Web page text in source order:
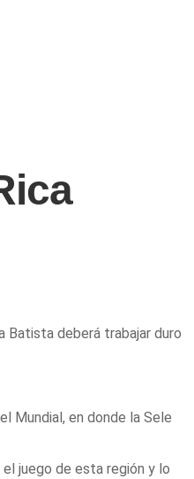
Batista deberá trabajar duro
Mundial, en donde la Sele
juego de esta región y lo